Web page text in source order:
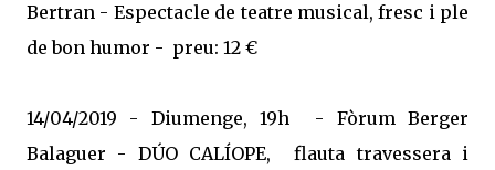
Bertran - Espectacle de teatre musical, fresc i ple
de bon humor - preu: 12 €
14/04/2019 - Diumenge, 19h - Fòrum Berger
Balaguer - DÚO CALÍOPE, flauta travessera i